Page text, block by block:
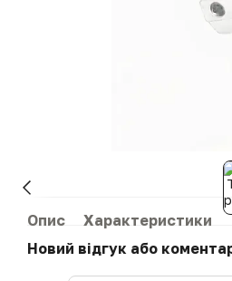
Опис
Характеристики
Новий відгук або